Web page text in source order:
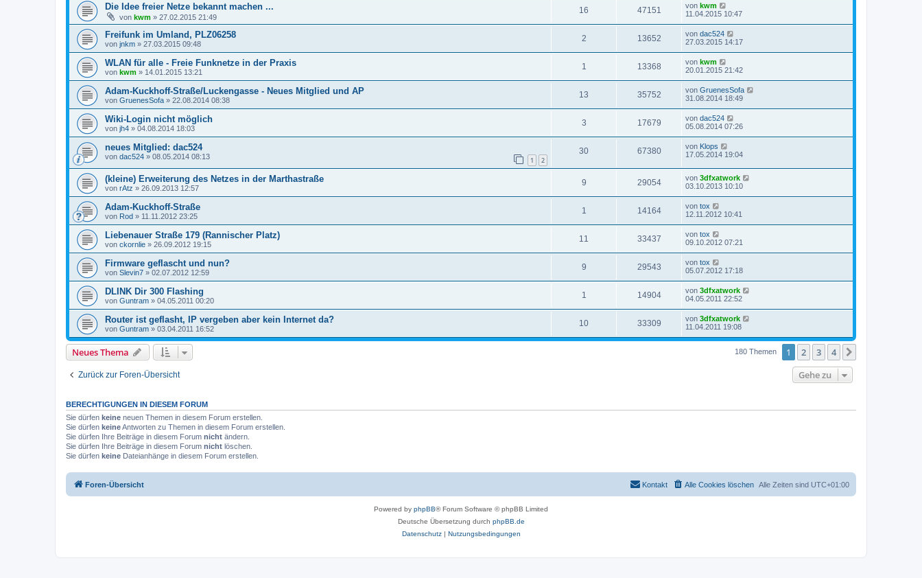
Die Idee freier Netze bekannt machen ...
von kwm » 27.02.2015 21:49
16 47151 von kwm
11.04.2015 10:47
Freifunk im Umland, PLZ06258
von jnkm » 27.03.2015 09:48
2 13652 von dac524
27.03.2015 14:17
WLAN für alle - Freie Funknetze in der Praxis
von kwm » 14.01.2015 13:21
1 13368 von kwm
20.01.2015 21:42
Adam-Kuckhoff-Straße/Luckengasse - Neues Mitglied und AP
von GruenesSofa » 22.08.2014 08:38
13 35752 von GruenesSofa
31.08.2014 18:49
Wiki-Login nicht möglich
von jh4 » 04.08.2014 18:03
3 17679 von dac524
05.08.2014 07:26
neues Mitglied: dac524
von dac524 » 08.05.2014 08:13 1 2
30 67380 von Klops
17.05.2014 19:04
(kleine) Erweiterung des Netzes in der Marthastraße
von rAtz » 26.09.2013 12:57
9 29054 von 3dfxatwork
03.10.2013 10:10
Adam-Kuckhoff-Straße
von Rod » 11.11.2012 23:25
1 14164 von tox
12.11.2012 10:41
Liebenauer Straße 179 (Rannischer Platz)
von ckornlie » 26.09.2012 19:15
11 33437 von tox
09.10.2012 07:21
Firmware geflascht und nun?
von Slevin7 » 02.07.2012 12:59
9 29543 von tox
05.07.2012 17:18
DLINK Dir 300 Flashing
von Guntram » 04.05.2011 00:20
1 14904 von 3dfxatwork
04.05.2011 22:52
Router ist geflasht, IP vergeben aber kein Internet da?
von Guntram » 03.04.2011 16:52
10 33309 von 3dfxatwork
11.04.2011 19:08
Neues Thema 180 Themen 1 2 3 4
Zurück zur Foren-Übersicht Gehe zu
BERECHTIGUNGEN IN DIESEM FORUM
Sie dürfen keine neuen Themen in diesem Forum erstellen.
Sie dürfen keineAntworten zu Themen in diesem Forum erstellen.
Sie dürfen Ihre Beiträge in diesem Forum nicht ändern.
Sie dürfen Ihre Beiträge in diesem Forum nicht löschen.
Sie dürfen keine Dateianhänge in diesem Forum erstellen.
Foren-Übersicht Alle Zeiten sind UTC+01:00
Alle Cookies löschen
Kontakt
Powered by phpBB® Forum Software © phpBB Limited
Deutsche Übersetzung durch phpBB.de
Datenschutz| Nutzungsbedingungen